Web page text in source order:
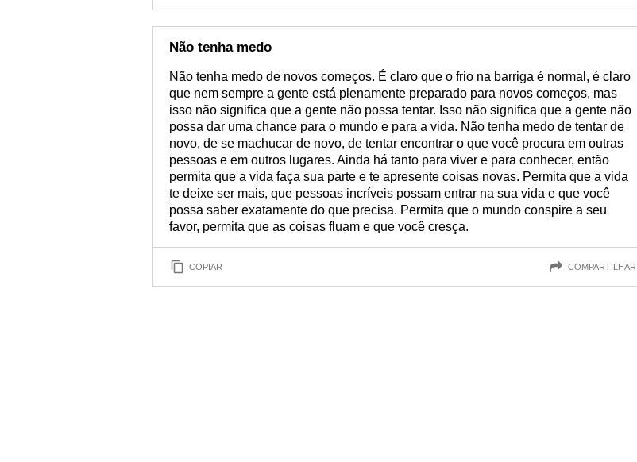
Não tenha medo
Não tenha medo de novos começos. É claro que o frio na barriga é normal, é claro
que nem sempre a gente está plenamente preparado para novos começos, mas
isso não significa que a gente não possa tentar. Isso não significa que a gente não
possa dar uma chance para o mundo e para a vida. Não tenha medo de tentar de
novo, de se machucar de novo, de tentar encontrar o que você procura em outras
pessoas e em outros lugares. Ainda há tanto para viver e para conhecer, então
permita que a vida faça sua parte e te apresente coisas novas. Permita que a vida
te deixe ser mais, que pessoas incríveis possam entrar na sua vida e que você
possa saber exatamente do que precisa. Permita que o mundo conspire a seu
favor, permita que as coisas fluam e que você cresça.
COPIAR COMPARTILHAR